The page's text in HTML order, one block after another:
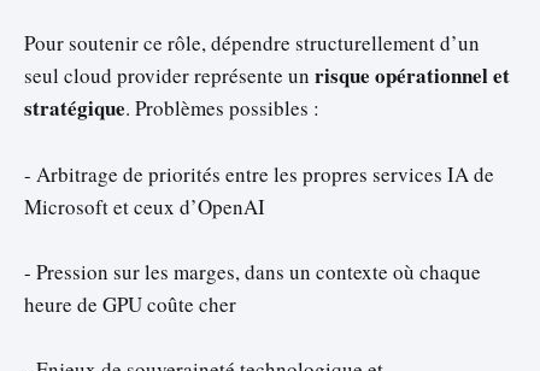
Pour soutenir ce rôle, dépendre structurellement d’un
seul cloud provider représente un risque opérationnel et
stratégique. Problèmes possibles :
- Arbitrage de priorités entre les propres services IA de
Microsoft et ceux d’OpenAI
- Pression sur les marges, dans un contexte où chaque
heure de GPU coûte cher